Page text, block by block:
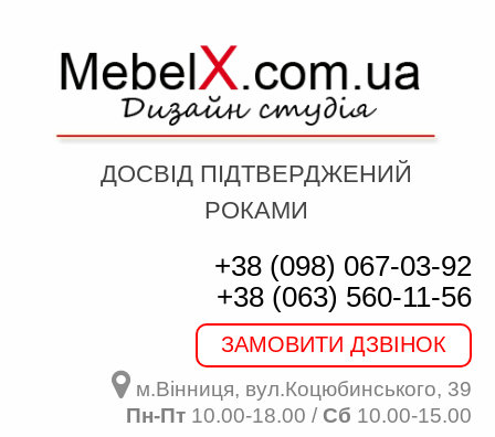
ДОСВІД ПІДТВЕРДЖЕНИЙ
РОКАМИ
+38 (098) 067-03-92
+38 (063) 560-11-56
ЗАМОВИТИ ДЗВІНОК
м.Вінниця, вул.Коцюбинського, 39
Пн-Пт10.00-18.00 / Сб 10.00-15.00